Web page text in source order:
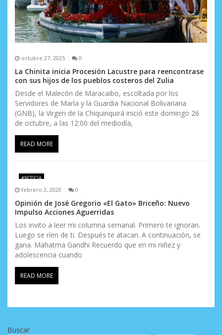
octubre 27, 2025 0
La Chinita inicia Procesión Lacustre para reencontrase
con sus hijos de los pueblos costeros del Zulia
Desde el Malecón de Maracaibo, escoltada por los
Servidores de María y la Guardia Nacional Bolivariana
(GNB), la Virgen de la Chiquinquirá inició este domingo 26
de octubre, a las 12:00 del mediodía,
READ MORE
#NOTICIA
febrero 2, 2020 0
Opinión de José Gregorio «El Gato» Briceño: Nuevo
Impulso Acciones Aguerridas
Los invito a leer mi columna semanal. Primero te ignoran.
Luego se ríen de ti. Después te atacan. A continuación, se
gana. Mahatma Gandhi Recuerdo que en mi niñez y
adolescencia cuando
READ MORE
Buscar